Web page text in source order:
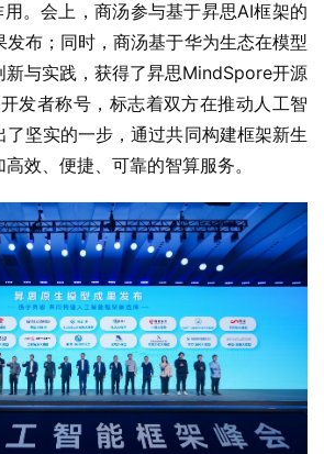
用。会上，商汤参与基于昇思AI框架的
发布；同时，商汤基于华为生态在模型
新与实践，获得了昇思MindSpore开源
发者称号，标志着双方在推动人工智
坚实的一步，通过共同构建框架新生
效、便捷、可靠的智算服务。